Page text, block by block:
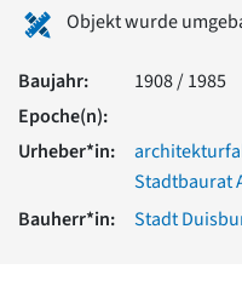
Romanik
Römische Antike
Über uns
Über baukunst-nrw
Fachbeirat
Kontakt
Objekt wurde
Baujahr:
1908 / 1985
Epoche(n):
Urheber*in:
Stadtbaurat
Bauherr*in:
Stadt